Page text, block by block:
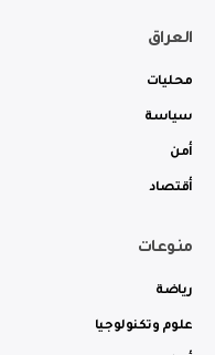
العراق
محليات
سياسة
أمن
أقتصاد
منوعات
رياضة
علوم وتكنولوجيا